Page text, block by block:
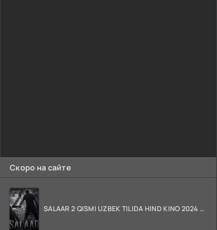
Скоро на сайте
SALAAR 2 QISMI UZBEK TILIDA HIND KINO 2024 TARJIMA 720p HD Skachat